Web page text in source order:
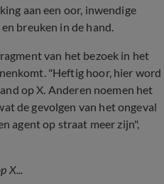
aan een oor, inwendige
breuken in de hand.
van het bezoek in het
"Heftig hoor, hier word
op X. Anderen noemen het
de gevolgen van het ongeval
agent op straat meer zijn",
X...